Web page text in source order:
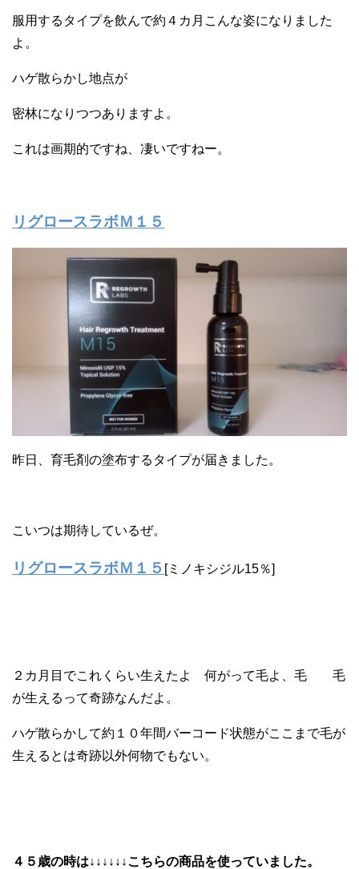
服用するタイプを飲んで約４カ月こんな姿になりました
よ。
ハゲ散らかし地点が
密林になりつつありますよ。
これは画期的ですね、凄いですねー。
リグロースラボＭ１５
昨日、育毛剤の塗布するタイプが届きました。
こいつは期待しているぜ。
リグロースラボＭ１５ [ミノキシジル15％]
２カ月目でこれくらい生えたよ 何がって毛よ、毛 毛
が生えるって奇跡なんだよ。
ハゲ散らかして約１０年間バーコード状態がここまで毛が
生えるとは奇跡以外何物でもない。
４５歳の時は↓↓↓↓↓↓こちらの商品を使っていました。